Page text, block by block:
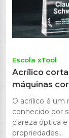
Escola xTool
Acrílico
máquinas
O acrílico é um
conhecido por
clareza óptica
propriedades...